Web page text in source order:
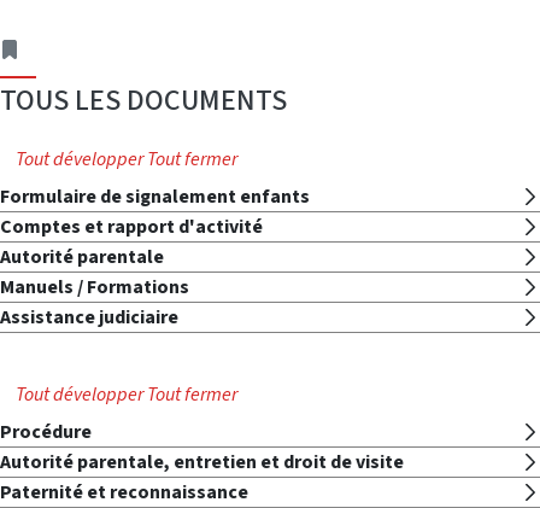
TOUS LES DOCUMENTS
Tout développerTout fermer
Formulaire de signalement enfants
Comptes et rapport d'activité
Autorité parentale
Manuels / Formations
Assistance judiciaire
Tout développerTout fermer
Procédure
Autorité parentale, entretien et droit de visite
Paternité et reconnaissance